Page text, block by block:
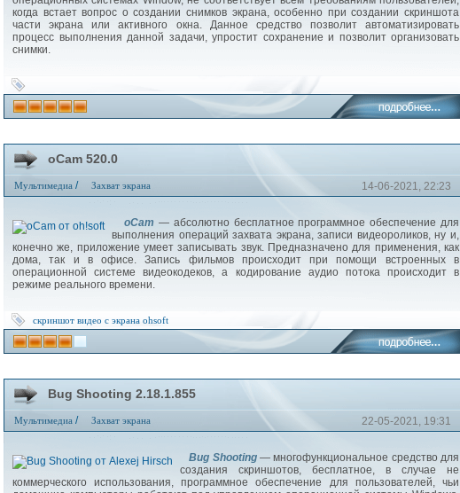
когда встает вопрос о создании снимков экрана, особенно при создании скриншота
части экрана или активного окна. Данное средство позволит автоматизировать
процесс выполнения данной задачи, упростит сохранение и позволит организовать
снимки.
oCam 520.0
Мультимедиа / Захват экрана 14-06-2021, 22:23
oCam — абсолютно бесплатное программное обеспечение для
выполнения операций захвата экрана, записи видеороликов, ну и,
конечно же, приложение умеет записывать звук. Предназначено для применения, как
дома, так и в офисе. Запись фильмов происходит при помощи встроенных в
операционной системе видеокодеков, а кодирование аудио потока происходит в
режиме реального времени.
скриншот видео с экрана ohsoft
Bug Shooting 2.18.1.855
Мультимедиа / Захват экрана 22-05-2021, 19:31
Bug Shooting— многофункциональное средство для
создания скриншотов, бесплатное, в случае не
коммерческого использования, программное обеспечение для пользователей, чьи